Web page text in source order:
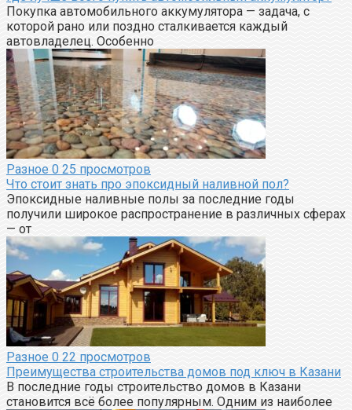
Покупка автомобильного аккумулятора — задача, с
которой рано или поздно сталкивается каждый
автовладелец. Особенно
Разное 0 25 просмотров
Что стоит знать про эпоксидный наливной пол?
Эпоксидные наливные полы за последние годы
получили широкое распространение в различных сферах
— от
Разное 0 22 просмотров
Преимущества строительства домов под ключ в Казани
В последние годы строительство домов в Казани
становится всё более популярным. Одним из наиболее